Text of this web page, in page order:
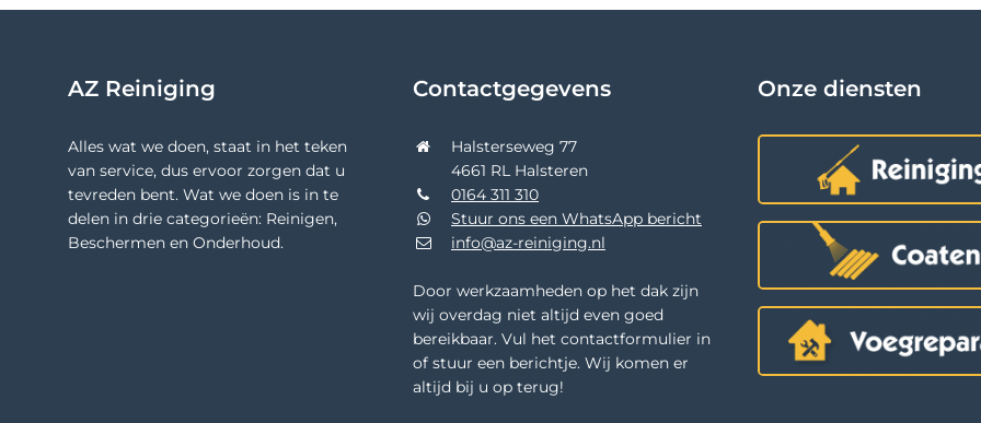
AZ Reiniging
Alles wat we doen, staat in het teken
van service, dus ervoor zorgen dat u
tevreden bent. Wat we doen is in te
delen in drie categorieën: Reinigen,
Beschermen en Onderhoud.
Contactgegevens
Halsterseweg 77
4661 RL Halsteren
0164 311 310
Stuur ons een WhatsApp bericht
info@az-reiniging.nl
Door werkzaamheden op het dak zijn
wij overdag niet altijd even goed
bereikbaar. Vul het contactformulier in
of stuur een berichtje. Wij komen er
altijd bij u op terug!
Onze diensten